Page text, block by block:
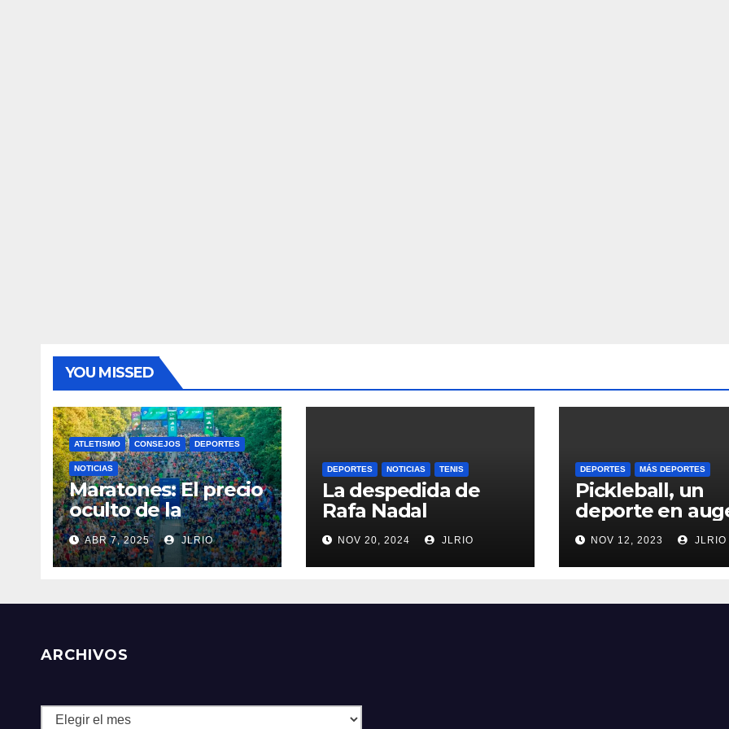
YOU MISSED
ATLETISMO CONSEJOS DEPORTES
NOTICIAS
Maratones: El precio
oculto de la
resistencia
ABR 7, 2025 JLRIO
DEPORTES NOTICIAS TENIS
La despedida de
Rafa Nadal
NOV 20, 2024 JLRIO
DEPORTES MÁS DEPORTES
Pickleball, un
deporte en
NOV 12, 2023 JLRIO
ARCHIVOS
Archivos